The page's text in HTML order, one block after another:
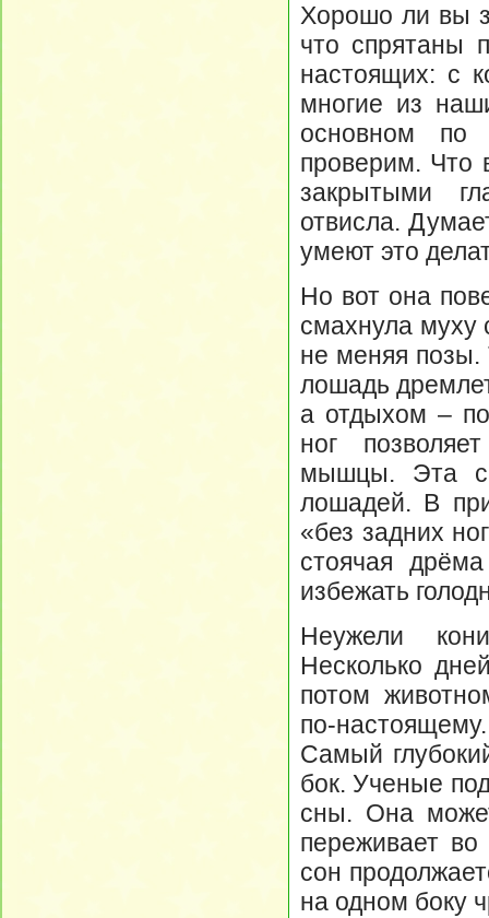
Хорошо ли вы
что спрятаны
настоящих: с
многие из
основном по
проверим. Что
закрытыми
отвисла.
умеют это
Но вот она
смахнула муху
не меняя позы.
лошадь
а отдыхом –
ног
мышцы. Эта
лошадей. В
«без задних
стоячая
избежать
Неужели
Несколько
потом
по-
Самый
бок. Ученые
сны. Она
переживает во
сон
на одном боку